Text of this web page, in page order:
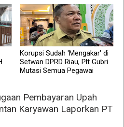
Korupsi Sudah 'Mengakar' di
Setwan DPRD Riau, Plt Gubri
Mutasi Semua Pegawai
Pembayaran Upah
Karyawan Laporkan PT